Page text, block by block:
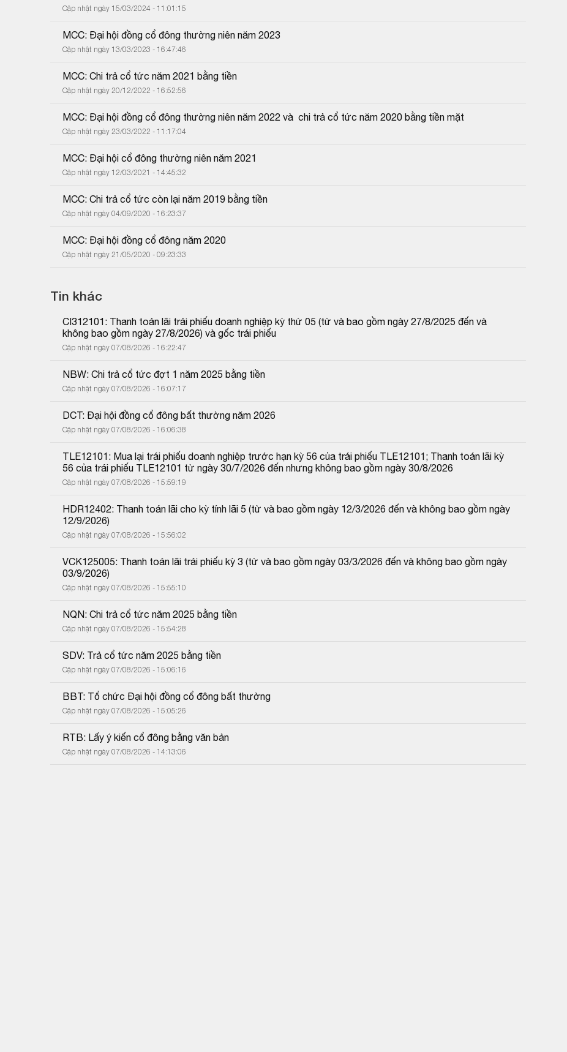
Cập nhật ngày 15/03/2024 - 11:01:15
MCC: Đại hội đồng cổ đông thường niên năm 2023
Cập nhật ngày 13/03/2023 - 16:47:46
MCC: Chi trả cổ tức năm 2021 bằng tiền
Cập nhật ngày 20/12/2022 - 16:52:56
MCC: Đại hội đồng cổ đông thường niên năm 2022 và  chi trả cổ tức năm 2020 bằng tiền mặt
Cập nhật ngày 23/03/2022 - 11:17:04
MCC: Đại hội cổ đông thường niên năm 2021
Cập nhật ngày 12/03/2021 - 14:45:32
MCC: Chi trả cổ tức còn lại năm 2019 bằng tiền
Cập nhật ngày 04/09/2020 - 16:23:37
MCC: Đại hội đồng cổ đông năm 2020
Cập nhật ngày 21/05/2020 - 09:23:33
Tin khác
CI312101: Thanh toán lãi trái phiếu doanh nghiệp kỳ thứ 05 (từ và bao gồm ngày 27/8/2025 đến và
không bao gồm ngày 27/8/2026) và gốc trái phiếu
Cập nhật ngày 07/08/2026 - 16:22:47
NBW: Chi trả cổ tức đợt 1 năm 2025 bằng tiền
Cập nhật ngày 07/08/2026 - 16:07:17
DCT: Đại hội đồng cổ đông bất thường năm 2026
Cập nhật ngày 07/08/2026 - 16:06:38
TLE12101: Mua lại trái phiếu doanh nghiệp trước hạn kỳ 56 của trái phiếu TLE12101; Thanh toán lãi kỳ
56 của trái phiếu TLE12101 từ ngày 30/7/2026 đến nhưng không bao gồm ngày 30/8/2026
Cập nhật ngày 07/08/2026 - 15:59:19
HDR12402: Thanh toán lãi cho kỳ tính lãi 5 (từ và bao gồm ngày 12/3/2026 đến và không bao gồm ngày
12/9/2026)
Cập nhật ngày 07/08/2026 - 15:56:02
VCK125005: Thanh toán lãi trái phiếu kỳ 3 (từ và bao gồm ngày 03/3/2026 đến và không bao gồm ngày
03/9/2026)
Cập nhật ngày 07/08/2026 - 15:55:10
NQN: Chi trả cổ tức năm 2025 bằng tiền
Cập nhật ngày 07/08/2026 - 15:54:28
SDV: Trả cổ tức năm 2025 bằng tiền
Cập nhật ngày 07/08/2026 - 15:06:16
BBT: Tổ chức Đại hội đồng cổ đông bất thường
Cập nhật ngày 07/08/2026 - 15:05:26
RTB: Lấy ý kiến cổ đông bằng văn bản
Cập nhật ngày 07/08/2026 - 14:13:06